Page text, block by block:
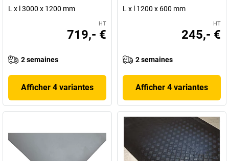
L x l 3000 x 1200 mm
HT
719,- €
2 semaines
Afficher 4 variantes
L x l 1200 x 600 mm
HT
245,- €
2 semaines
Afficher 4 variantes